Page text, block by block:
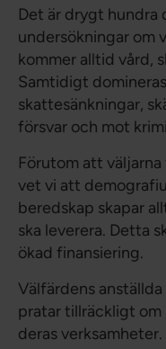
Det är drygt hundra
undersökningar om
kommer alltid vård,
Samtidigt
skattesänkningar,
försvar och mot
Förutom att
vet vi att
beredskap skapar
ska leverera. Detta
ökad finansiering.
Välfärdens
pratar tillräckligt
deras